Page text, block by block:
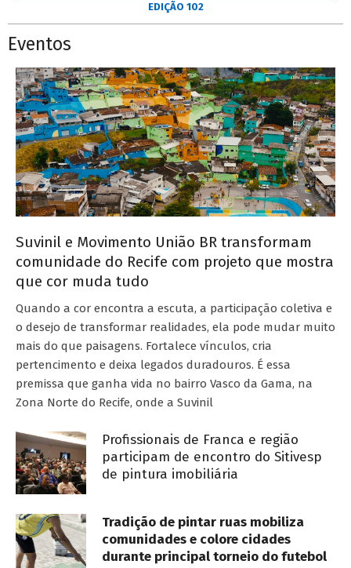
EDIÇÃO 102
Eventos
Suvinil e Movimento União BR transformam
comunidade do Recife com projeto que mostra
que cor muda tudo
Quando a cor encontra a escuta, a participação coletiva e
o desejo de transformar realidades, ela pode mudar muito
mais do que paisagens. Fortalece vínculos, cria
pertencimento e deixa legados duradouros. É essa
premissa que ganha vida no bairro Vasco da Gama, na
Zona Norte do Recife, onde a Suvinil
Profissionais de Franca e região
participam de encontro do Sitivesp
de pintura imobiliária
Tradição de pintar ruas mobiliza
comunidades e colore cidades
durante principal torneio do futebol